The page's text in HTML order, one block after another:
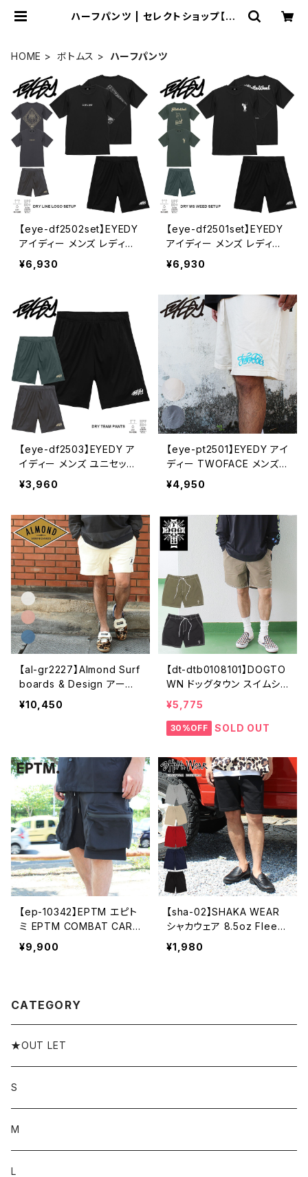
ハーフパンツ | セレクトショップ【P.
HOME ボトムス ハーフパンツ
【eye-df2502set】EYEDY
アイディー メンズ レディー
ス ユニセックス 上下セット
アクロポリス調 吸水速乾素
ス 半袖 M L XL XXL かっ
こいい 人気 安い アウトドア
¥6,930
【eye-df2501set】EYEDY
アイディー メンズ レディー
ス ユニセックス 上下セット
HAND 吸水速乾素材 ス
袖 カットソー ブランド おし
ゃれ ストリート コットン ス
ケート スケボー 通勤 通学
アメカジ M L XL XXL かっ
こいい 人気 安い アウトドア
¥6,930
【eye-df2503】EYEDY ア
イディー メンズ ユニセック
ス HAND 吸水速乾素材 吸
水速乾性 UVケア スポーツ
パンツ ハーフパンツ ブラン
ド
¥3,960
【eye-pt2501】EYEDY アイ
ディー TWOFACE メンズ
レディース ユニセックス ラ
グランスリーブ カットソー
コットン スケート スケボー
¥4,950
【al-gr2227】Almond Surf
boards & Design アーモ
ンドサーフボードデザイン K
EEP IT SIMPLE SWEAT
¥10,450
【dt-dtb0108101】DOGTO
WN ドッグタウン スイムショ
ーツ
¥5,775
30%OFF SOLD OUT
【ep-10342】EPTM エピト
ミ EPTM COMBAT CARG
O SHORTS - BLACK EP1
0342 コンバットショーツ ア
アメカジ HIPHOP
¥9,900
【sha-02】SHAKA WEAR
シャカウェア 8.5oz Fleec
e Jogger Shorts フリース
ジョガーショーツ メンズ ス
¥1,980
CATEGORY
★OUT LET
S
M
L